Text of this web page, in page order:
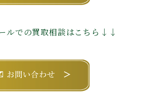
ルでの買取相談はこちら↓↓